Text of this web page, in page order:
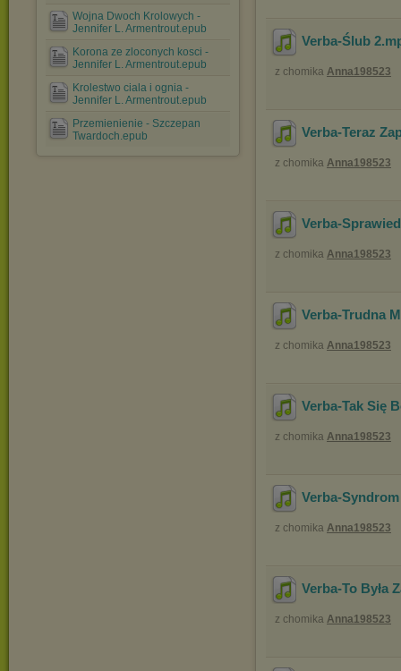
Wojna Dwoch Krolowych -
Jennifer L. Armentrout.epub
Korona ze zloconych kosci -
Jennifer L. Armentrout.epub
Krolestwo ciala i ognia -
Jennifer L. Armentrout.epub
Przemienienie - Szczepan
Twardoch.epub
Verba-Ślub 2
z chomika Anna198523
Verba-Teraz
z chomika Anna198523
Verba-
z chomika Anna198523
Verba-Trudna
z chomika Anna198523
Verba-Tak Się
z chomika Anna198523
Verba-
z chomika Anna198523
Verba-To Była
z chomika Anna198523